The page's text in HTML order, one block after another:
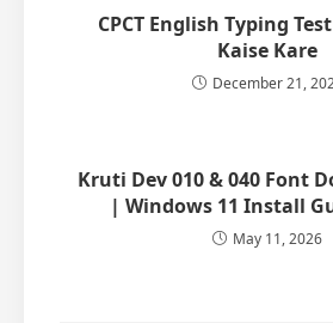
CPCT English Typing
Kaise Kare
December 21,
Kruti Dev 010 & 040 Font
| Windows 11 Install
May 11, 2026